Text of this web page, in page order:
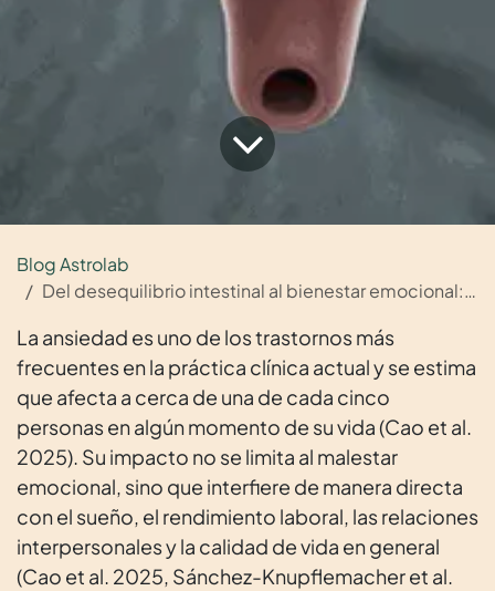
Blog Astrolab
Del desequilibrio intestinal al bienestar emocional: evidencia clínica en ansiedad
La ansiedad es uno de los trastornos más
frecuentes en la práctica clínica actual y se estima
que afecta a cerca de una de cada cinco
personas en algún momento de su vida (Cao et al.
2025). Su impacto no se limita al malestar
emocional, sino que interfiere de manera directa
con el sueño, el rendimiento laboral, las relaciones
interpersonales y la calidad de vida en general
(Cao et al. 2025, Sánchez-Knupflemacher et al.